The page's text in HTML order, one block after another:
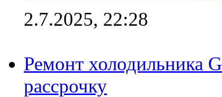
2.7.2025, 22:28
Ремонт холодильника
рассрочку